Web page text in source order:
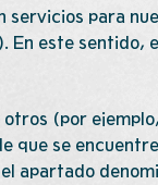
servicios para
En este sentido,
(por
que se
apartado